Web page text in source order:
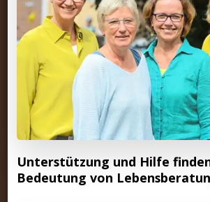
Unterstützung und Hilfe
Bedeutung von